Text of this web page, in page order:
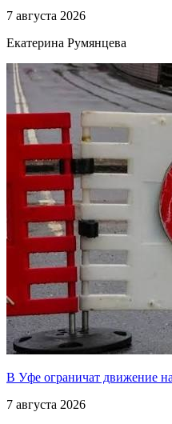
7 августа 2026
Екатерина Румянцева
В Уфе ограничат движение
7 августа 2026